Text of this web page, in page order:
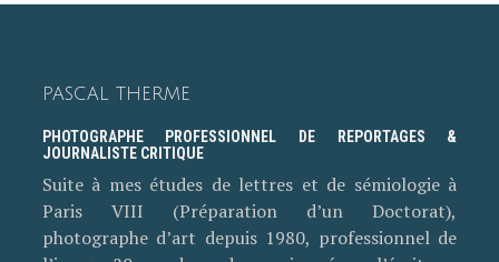
PASCAL THERME
PHOTOGRAPHE PROFESSIONNEL DE REPORTAGES &
JOURNALISTE CRITIQUE
Suite à mes études de lettres et de sémiologie à
Paris VIII (Préparation d’un Doctorat),
photographe d’art depuis 1980, professionnel de